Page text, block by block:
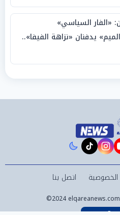
«الفار السياسي»
يدفنان «نزاهة الفيفا»..
instagram
tiktok
اتصل بنا
©2024